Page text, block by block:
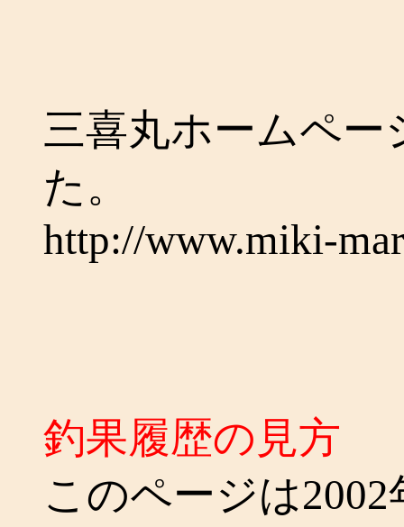
三喜丸ホームペ
た。
http://www.miki-
釣果履歴の見方
このページは